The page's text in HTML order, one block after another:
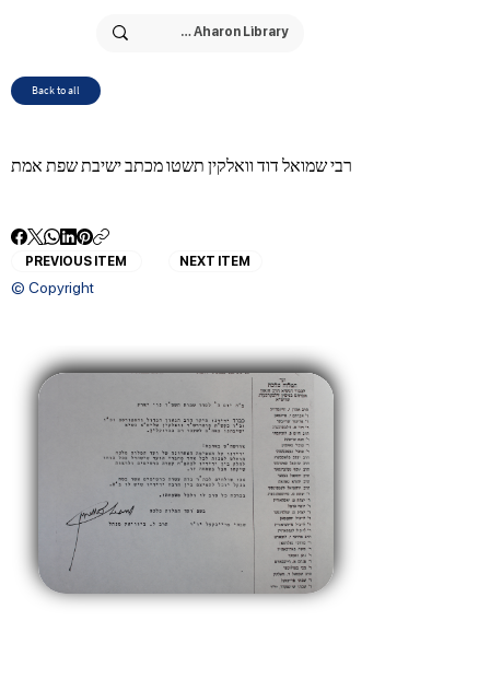
Back to all
רבי שמואל דוד וואלקין תשטו מכתב ישיבת שפת אמת
PREVIOUS ITEM NEXT ITEM
© Copyright